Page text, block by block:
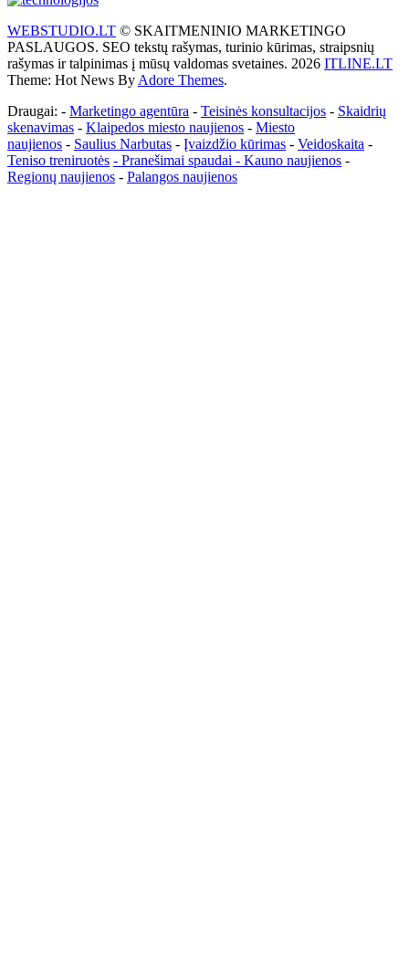
WEBSTUDIO.LT © SKAITMENINIO MARKETINGO
PASLAUGOS. SEO tekstų rašymas, turinio kūrimas, straipsnių
rašymas ir talpinimas į mūsų valdomas svetaines. 2026 ITLINE.LT
Theme: Hot News By Adore Themes.
Draugai: - Marketingo agentūra - Teisinės konsultacijos - Skaidrių
skenavimas - Klaipedos miesto naujienos - Miesto
naujienos - Saulius Narbutas - Įvaizdžio kūrimas - Veidoskaita -
Teniso treniruotės - Pranešimai spaudai - Kauno naujienos -
Regionų naujienos - Palangos naujienos